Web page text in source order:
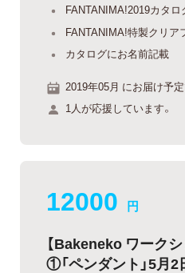
FANTANIMA!2019カタロ
FANTANIMA!特製クリア
カタログにお名前記載
2019年05月 にお届け予定
1人が応援しています。
12000 円
【Bakeneko ワーク
①「ペンダント」5月2